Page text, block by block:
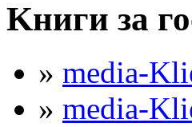
Kниги за
» media-
» media-